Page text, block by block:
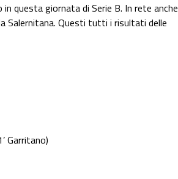
questa giornata di Serie B. In rete anche
Salernitana. Questi tutti i risultati delle
Garritano)